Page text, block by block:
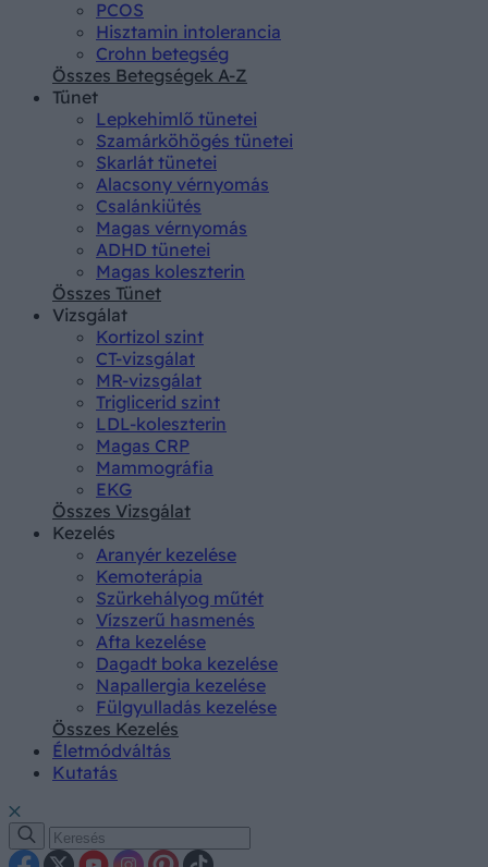
PCOS
Hisztamin intolerancia
Crohn betegség
Összes Betegségek A-Z
Tünet
Lepkehimlő tünetei
Szamárköhögés tünetei
Skarlát tünetei
Alacsony vérnyomás
Csalánkiütés
Magas vérnyomás
ADHD tünetei
Magas koleszterin
Összes Tünet
Vizsgálat
Kortizol szint
CT-vizsgálat
MR-vizsgálat
Triglicerid szint
LDL-koleszterin
Magas CRP
Mammográfia
EKG
Összes Vizsgálat
Kezelés
Aranyér kezelése
Kemoterápia
Szürkehályog műtét
Vízszerű hasmenés
Afta kezelése
Dagadt boka kezelése
Napallergia kezelése
Fülgyulladás kezelése
Összes Kezelés
Életmódváltás
Kutatás